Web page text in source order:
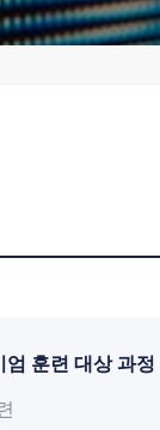
훈련 대상 과정